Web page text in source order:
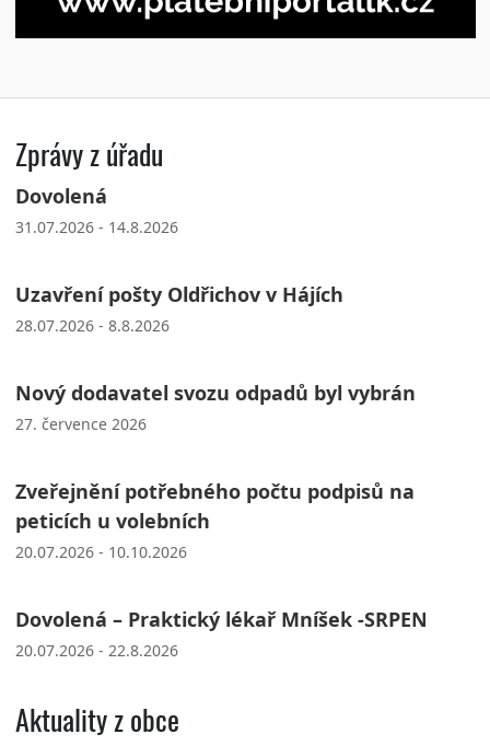
Zprávy z úřadu
Dovolená
31.07.2026 - 14.8.2026
Uzavření pošty Oldřichov v Hájích
28.07.2026 - 8.8.2026
Nový dodavatel svozu odpadů byl vybrán
27. července 2026
Zveřejnění potřebného počtu podpisů na
peticích u volebních
20.07.2026 - 10.10.2026
Dovolená – Praktický lékař Mníšek -SRPEN
20.07.2026 - 22.8.2026
Aktuality z obce